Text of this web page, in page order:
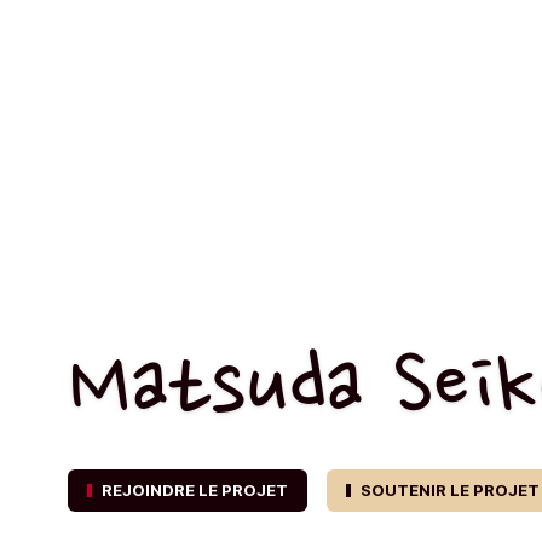
Matsuda
REJOINDRE LE PROJET SOUTENIR LE PROJET